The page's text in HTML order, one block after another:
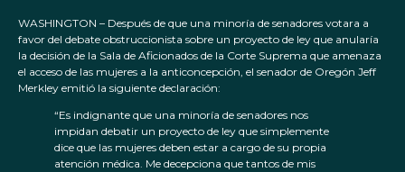
WASHINGTON – Después de que una minoría de senadores votara a
favor del debate obstruccionista sobre un proyecto de ley que anularía
la decisión de la Sala de Aficionados de la Corte Suprema que amenaza
el acceso de las mujeres a la anticoncepción, el senador de Oregón Jeff
Merkley emitió la siguiente declaración:
“Es indignante que una minoría de senadores nos
impidan debatir un proyecto de ley que simplemente
dice que las mujeres deben estar a cargo de su propia
atención médica. Me decepciona que tantos de mis